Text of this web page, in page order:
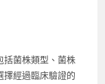
括菌株類型、菌株
經過臨床驗證的